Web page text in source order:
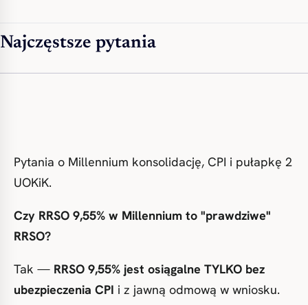
Najczęstsze pytania
Pytania o Millennium konsolidację, CPI i pułapkę 2
UOKiK.
Czy RRSO 9,55% w Millennium to "prawdziwe"
RRSO?
Tak — RRSO 9,55% jest osiągalne TYLKO bez
ubezpieczenia CPI i z jawną odmową w wniosku.